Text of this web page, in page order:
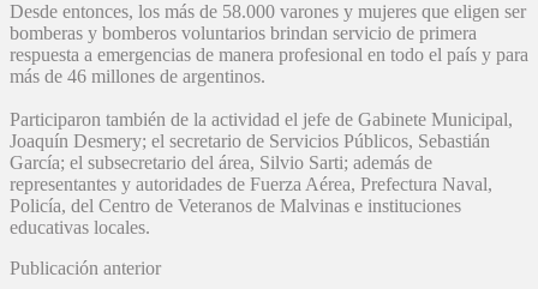
Desde entonces, los más de 58.000 varones y mujeres que eligen ser
bomberas y bomberos voluntarios brindan servicio de primera
respuesta a emergencias de manera profesional en todo el país y para
más de 46 millones de argentinos.
Participaron también de la actividad el jefe de Gabinete Municipal,
Joaquín Desmery; el secretario de Servicios Públicos, Sebastián
García; el subsecretario del área, Silvio Sarti; además de
representantes y autoridades de Fuerza Aérea, Prefectura Naval,
Policía, del Centro de Veteranos de Malvinas e instituciones
educativas locales.
Publicación anterior